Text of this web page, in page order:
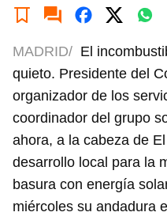
MADRID/ El
quieto. Presidente del
organizador de los
coordinador del grupo
ahora, a la cabeza de
desarrollo local para la
basura con energía
miércoles su andadura